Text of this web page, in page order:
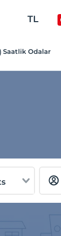
TL
Saatlik Odalar